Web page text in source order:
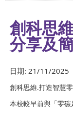
創科思
分享及
日期: 21/11/2025
創科思維.打造智慧
本校較早前與「零